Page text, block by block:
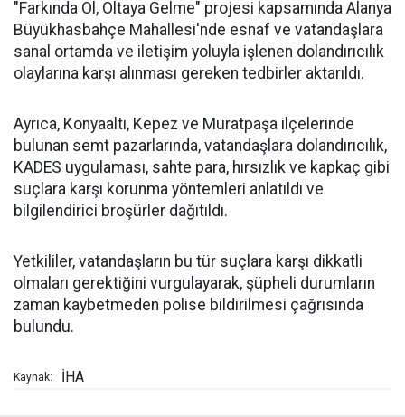
"Farkında Ol, Oltaya Gelme" projesi kapsamında Alanya
Büyükhasbahçe Mahallesi'nde esnaf ve vatandaşlara
sanal ortamda ve iletişim yoluyla işlenen dolandırıcılık
olaylarına karşı alınması gereken tedbirler aktarıldı.
Ayrıca, Konyaaltı, Kepez ve Muratpaşa ilçelerinde
bulunan semt pazarlarında, vatandaşlara dolandırıcılık,
KADES uygulaması, sahte para, hırsızlık ve kapkaç gibi
suçlara karşı korunma yöntemleri anlatıldı ve
bilgilendirici broşürler dağıtıldı.
Yetkililer, vatandaşların bu tür suçlara karşı dikkatli
olmaları gerektiğini vurgulayarak, şüpheli durumların
zaman kaybetmeden polise bildirilmesi çağrısında
bulundu.
Kaynak: İHA